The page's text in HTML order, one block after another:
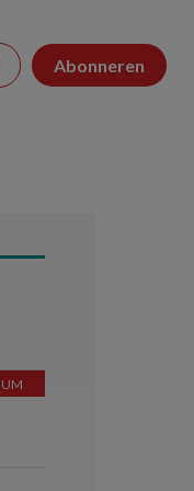
Abonneren